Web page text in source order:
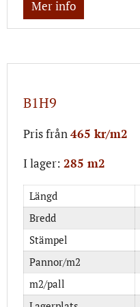
Mer info
B1H9
Pris från465 kr/m2
I lager: 285 m2
Längd
Bredd
Stämpel
Pannor/m2
m2/pall